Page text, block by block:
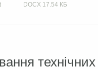
DOCX 17.54 КБ